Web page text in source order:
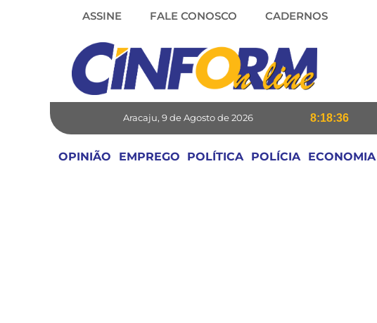
ASSINE FALE CONOSCO CADERNOS
Aracaju, 9 de Agosto de 2026 8:18:37
OPINIÃO EMPREGO POLÍTICA POLÍCIA ECONOMIA